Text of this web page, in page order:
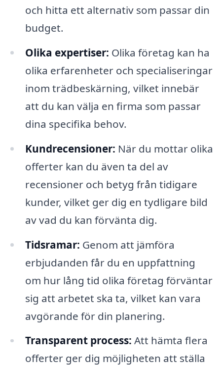
och hitta ett alternativ som passar din
budget.
Olika expertiser: Olika företag kan ha
olika erfarenheter och specialiseringar
inom trädbeskärning, vilket innebär
att du kan välja en firma som passar
dina specifika behov.
Kundrecensioner: När du mottar olika
offerter kan du även ta del av
recensioner och betyg från tidigare
kunder, vilket ger dig en tydligare bild
av vad du kan förvänta dig.
Tidsramar: Genom att jämföra
erbjudanden får du en uppfattning
om hur lång tid olika företag förväntar
sig att arbetet ska ta, vilket kan vara
avgörande för din planering.
Transparent process: Att hämta flera
offerter ger dig möjligheten att ställa